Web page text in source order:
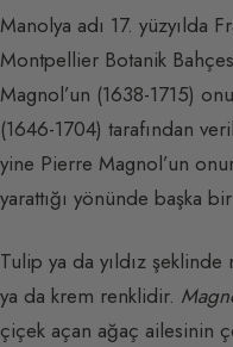
Manolya adı 17. yüzyılda
Montpellier Botanik
Magnol’un (1638-1715)
(1646-1704) tarafından
yine Pierre Magnol’un
yarattığı yönünde başka
Tulip ya da yıldız
ya da krem renklidir.
çiçek açan ağaç ailesinin